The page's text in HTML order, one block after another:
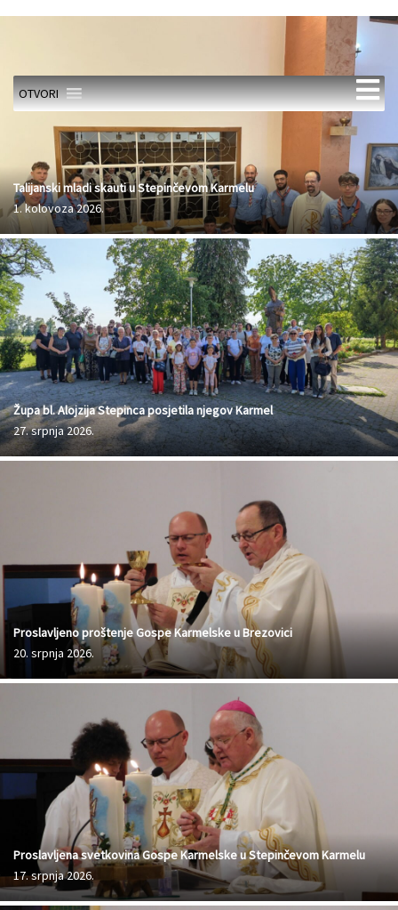
OTVORI
Talijanski mladi skauti u Stepinčevom Karmelu
1. kolovoza 2026.
Župa bl. Alojzija Stepinca posjetila njegov Karmel
27. srpnja 2026.
Proslavljeno proštenje Gospe Karmelske u Brezovici
20. srpnja 2026.
Proslavljena svetkovina Gospe Karmelske u Stepinčevom Karmelu
17. srpnja 2026.